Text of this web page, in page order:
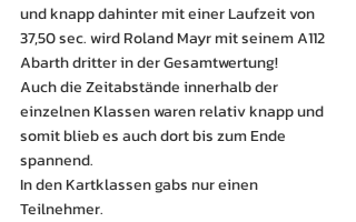
und knapp dahinter mit einer Laufzeit von
37,50 sec. wird Roland Mayr mit seinem A112
Abarth dritter in der Gesamtwertung!
Auch die Zeitabstände innerhalb der
einzelnen Klassen waren relativ knapp und
somit blieb es auch dort bis zum Ende
spannend.
In den Kartklassen gabs nur einen
Teilnehmer.